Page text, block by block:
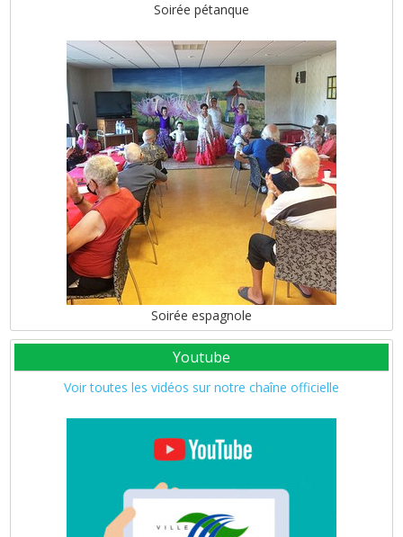
Soirée pétanque
Soirée espagnole
Youtube
Voir toutes les vidéos sur notre chaîne officielle